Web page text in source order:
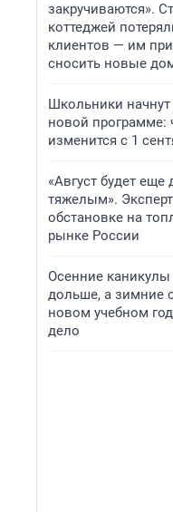
закручиваются».
коттеджей
клиентов — им
сносить новые
Школьники начнут
новой программе:
изменится с 1
«Август будет еще
тяжелым».
обстановке на
рынке России
Осенние каникулы
дольше, а зимние
новом учебном
дело